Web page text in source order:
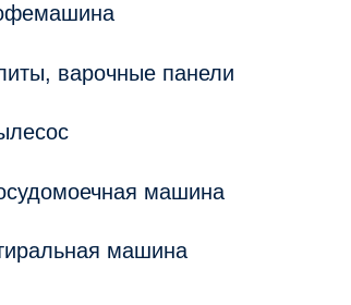
варочные панели
машина
машина